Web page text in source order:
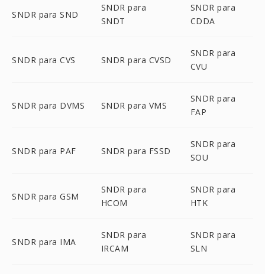
SNDR para SND
SNDR para
SNDT
SNDR para
CDDA
SNDR para CVS SNDR para CVSD
SNDR para
CVU
SNDR para DVMS SNDR para VMS
SNDR para
FAP
SNDR para PAF SNDR para FSSD
SNDR para
SOU
SNDR para GSM
SNDR para
HCOM
SNDR para
HTK
SNDR para IMA
SNDR para
IRCAM
SNDR para
SLN